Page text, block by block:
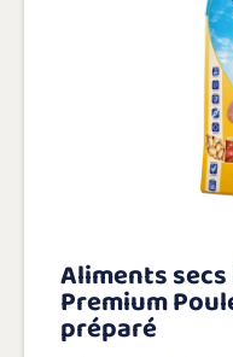
Aliments
Premium
préparé